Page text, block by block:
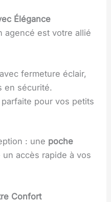
Élégance
agencé est votre allié
fermeture éclair,
en sécurité.
parfaite pour vos petits
: une poche
accès rapide à vos
Confort